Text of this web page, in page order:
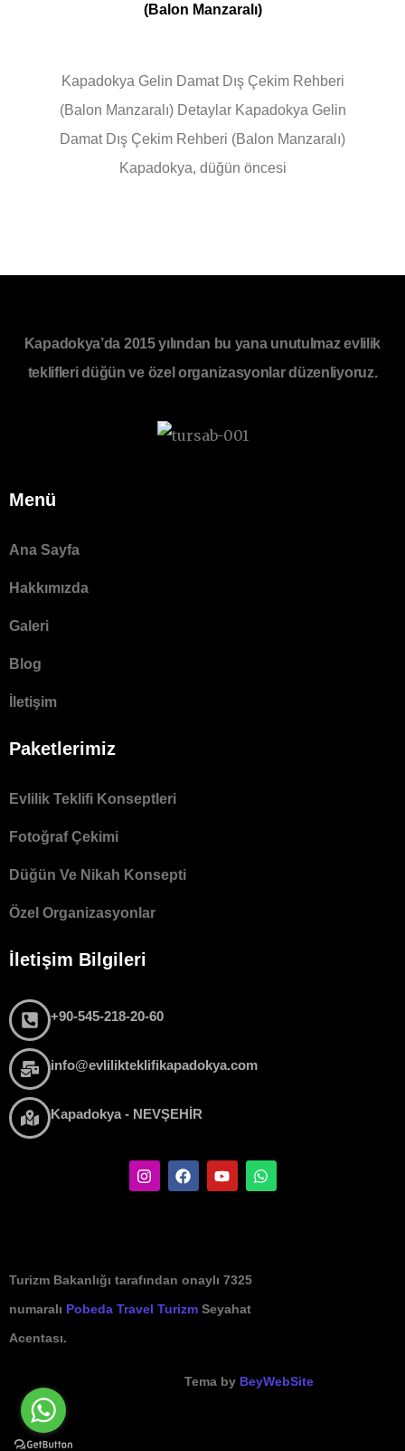
(Balon Manzaralı)
Kapadokya Gelin Damat Dış Çekim Rehberi
(Balon Manzaralı) Detaylar Kapadokya Gelin
Damat Dış Çekim Rehberi (Balon Manzaralı)
Kapadokya, düğün öncesi
Kapadokya’da 2015 yılından bu yana unutulmaz evlilik
teklifleri düğün ve özel organizasyonlar düzenliyoruz.
Menü
Ana Sayfa
Hakkımızda
Galeri
Blog
İletişim
Paketlerimiz
Evlilik Teklifi Konseptleri
Fotoğraf Çekimi
Düğün Ve Nikah Konsepti
Özel Organizasyonlar
İletişim Bilgileri
+90-545-218-20-60
info@evlilikteklifikapadokya.com
Kapadokya - NEVŞEHİR
Turizm Bakanlığı tarafından onaylı 7325
numaralı Pobeda Travel Turizm Seyahat
Acentası.
Tema by BeyWebSite